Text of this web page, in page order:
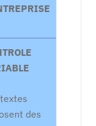
des